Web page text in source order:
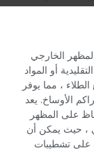
الخارجي
أو المواد
، مما يوفر
الأوساخ. يعد
على المظهر
، حيث يمكن أن
على تشطيبات